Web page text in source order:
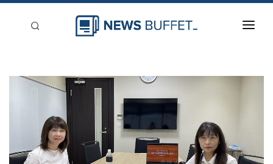
新聞稿分類
刊登